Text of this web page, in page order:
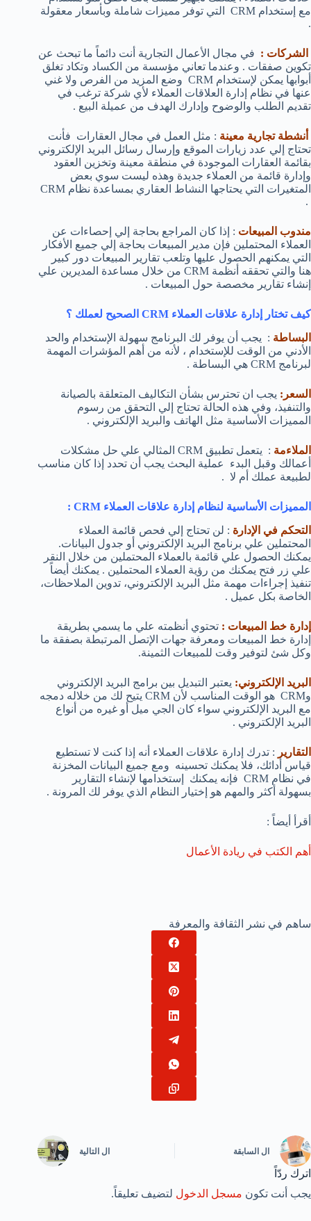
مع إستخدام CRM التي توفر مميزات شاملة وبأسعار معقولة
.
الشركات : في مجال الأعمال التجارية أنت دائماً ما تبحث عن
تكوين صفقات . وعندما تعاني مؤسسة من الكساد وتكاد تغلق
أبوابها يمكن لإستخدام CRM وضع المزيد من الفرص ولا غني
عنها في نظام إدارة العلاقات العملاء لأي شركة ترغب في
تقديم الطلب والوضوح وإدارك الهدف من عميلة البيع .
أنشطة تجارية معينة : مثل العمل في مجال العقارات فأنت
تحتاج إلي عدد زيارات الموقع وإرسال رسائل البريد الإلكتروني
بقائمة العقارات الموجودة في منطقة معينة وتخزين العقود
وإدارة قائمة من العملاء جديدة وهذه ليست سوي بعض
المتغيرات التي يحتاجها النشاط العقاري بمساعدة نظام CRM
.
مندوب المبيعات : إذا كان المراجع بحاجة إلي إحصاءات عن
العملاء المحتملين فإن مدير المبيعات بحاجة إلي جميع الأفكار
التي يمكنهم الحصول عليها وتلعب تقارير المبيعات دور كبير
هنا والتي تحققه أنظمة CRM من خلال مساعدة المديرين علي
إنشاء تقارير مخصصة حول المبيعات .
كيف تختار إدارة علاقات العملاء CRM الصحيح لعملك ؟
البساطة : يجب أن يوفر لك البرنامج سهولة الإستخدام والحد
الأدني من الوقت للإستخدام ، لأنه من أهم المؤشرات المهمة
لبرنامج CRM هي البساطة .
السعر: يجب ان تحترس بشأن التكاليف المتعلقة بالصيانة
والتنفيذ، وفي هذه الحالة تحتاج إلي التحقق من رسوم
المميزات الأساسية مثل الهاتف والبريد الإلكتروني .
الملاءمة
: يتعمل تطبيق CRM المثالي علي حل مشكلات
أعمالك وقبل البدء عملية البحث يجب أن تحدد إذا كان مناسب
لطبيعة عملك أم لا .
المميزات الأساسية لنظام إدارة علاقات العملاء CRM :
التحكم في الإدارة : لن تحتاج إلي فحص قائمة العملاء
المحتملين علي برنامج البريد الإلكتروني أو جدول البيانات.
يمكنك الحصول علي قائمة بالعملاء المحتملين من خلال النقر
علي زر فتح يمكنك من رؤية العملاء المحتملين . يمكنك أيضاً
تنفيذ إجراءات مهمة مثل البريد الإلكتروني، تدوين الملاحظات،
الخاصة بكل عميل .
إدارة خط المبيعات : تحتوي أنظمته علي ما يسمي بطريقة
إدارة خط المبيعات ومعرفة جهات الإتصل المرتبطة بصفقة ما
وكل شئ لتوفير وقت للمبيعات الثمينة.
البريد الإلكتروني: يعتبر التبديل بين برامج البريد الإلكتروني
وCRM هو الوقت المناسب لأن CRM يتيح لك من خلاله دمجه
مع البريد الإلكتروني سواء كان الجي ميل أو غيره من أنواع
البريد الإلكتروني .
التقارير : تدرك إدارة علاقات العملاء أنه إذا كنت لا تستطيع
قياس أدائك، فلا يمكنك تحسينه ومع جميع البيانات المخزنة
في نظام CRM فإنه يمكنك إستخدامها لإنشاء التقارير
بسهولة أكثر والمهم هو إختيار النظام الذي يوفر لك المرونة .
أقرأ أيضاً :
أهم الكتب في ريادة الأعمال
ساهم في نشر الثقافة والمعرفة
ال السابقة ال التالية
اترك ردّاً
يجب أنت تكون مسجل الدخول لتضيف تعليقاً.